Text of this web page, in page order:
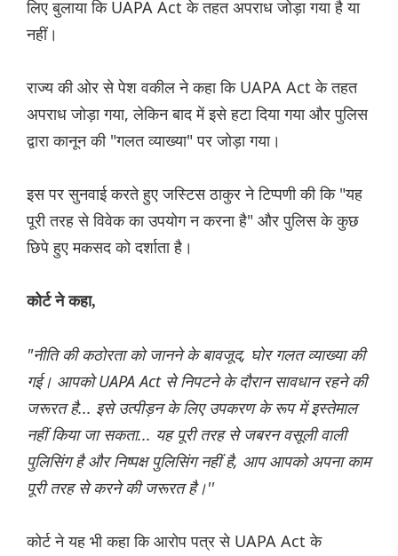
लिए बुलाया कि UAPA Act के तहत अपराध जोड़ा गया है या
नहीं।
राज्य की ओर से पेश वकील ने कहा कि UAPA Act के तहत
अपराध जोड़ा गया, लेकिन बाद में इसे हटा दिया गया और पुलिस
द्वारा कानून की "गलत व्याख्या" पर जोड़ा गया।
इस पर सुनवाई करते हुए जस्टिस ठाकुर ने टिप्पणी की कि "यह
पूरी तरह से विवेक का उपयोग न करना है" और पुलिस के कुछ
छिपे हुए मकसद को दर्शाता है।
कोर्ट ने कहा,
"नीति की कठोरता को जानने के बावजूद, घोर गलत व्याख्या की
गई। आपको UAPA Act से निपटने के दौरान सावधान रहने की
जरूरत है... इसे उत्पीड़न के लिए उपकरण के रूप में इस्तेमाल
नहीं किया जा सकता... यह पूरी तरह से जबरन वसूली वाली
पुलिसिंग है और निष्पक्ष पुलिसिंग नहीं है, आप आपको अपना काम
पूरी तरह से करने की जरूरत है।''
कोर्ट ने यह भी कहा कि आरोप पत्र से UAPA Act के